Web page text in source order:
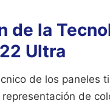
de la
Ultra
de los paneles
de